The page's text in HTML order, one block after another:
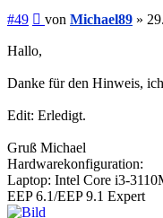
#49 Beitrag
von Michael89 »
Hallo,
Danke für den Hinweis,
Edit: Erledigt.
Gruß Michael
Hardwarekonfiguration:
Laptop: Intel Core i3-
EEP 6.1/EEP 9.1 Expert